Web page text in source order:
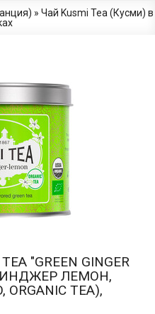
» Чай Kusmi Tea (Кусми) в
"GREEN GINGER
ЛЕМОН,
TEA),